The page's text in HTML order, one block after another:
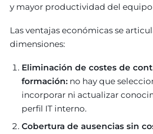
y mayor productividad del
Las ventajas económicas se
dimensiones:
Eliminación de costes de
formación: no hay que
incorporar ni actualizar
perfil IT interno.
Cobertura de ausencias sin